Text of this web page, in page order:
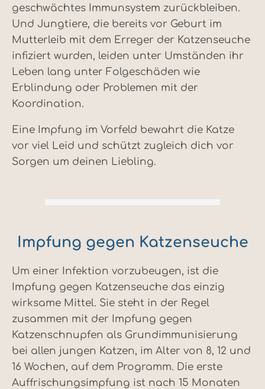
geschwächtes Immunsystem zurückbleiben.
Und Jungtiere, die bereits vor Geburt im
Mutterleib mit dem Erreger der Katzenseuche
infiziert wurden, leiden unter Umständen ihr
Leben lang unter Folgeschäden wie
Erblindung oder Problemen mit der
Koordination.
Eine Impfung im Vorfeld bewahrt die Katze
vor viel Leid und schützt zugleich dich vor
Sorgen um deinen Liebling.
Impfung gegen Katzenseuche
Um einer Infektion vorzubeugen, ist die
Impfung gegen Katzenseuche das einzig
wirksame Mittel. Sie steht in der Regel
zusammen mit der Impfung gegen
Katzenschnupfen als Grundimmunisierung
bei allen jungen Katzen, im Alter von 8, 12 und
16 Wochen, auf dem Programm. Die erste
Auffrischungsimpfung ist nach 15 Monaten